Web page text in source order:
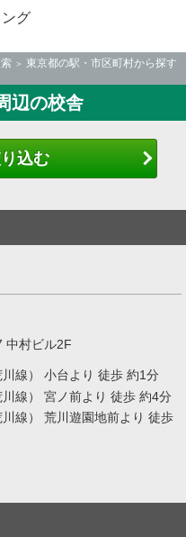
グ
東京都の駅・市区町村から探す
辺の校舎
込む
中村ビル2F
線） 小台より 徒歩 約1分
線） 宮ノ前より 徒歩 約4分
線） 荒川遊園地前より 徒歩